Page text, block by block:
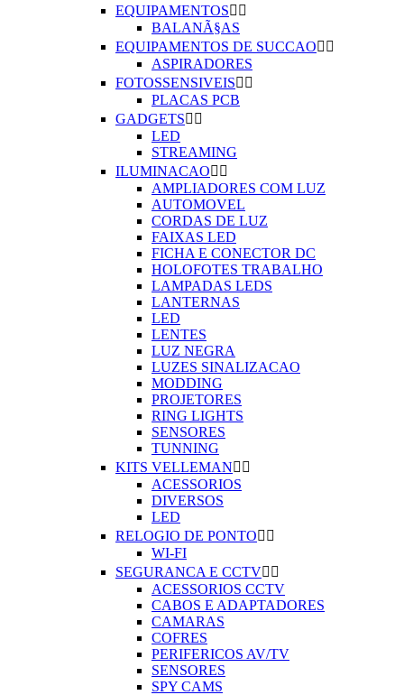
EQUIPAMENTOS 
BALANÃ§AS
EQUIPAMENTOS DE SUCCAO 
ASPIRADORES
FOTOSSENSIVEIS 
PLACAS PCB
GADGETS 
LED
STREAMING
ILUMINACAO 
AMPLIADORES COM LUZ
AUTOMOVEL
CORDAS DE LUZ
FAIXAS LED
FICHA E CONECTOR DC
HOLOFOTES TRABALHO
LAMPADAS LEDS
LANTERNAS
LED
LENTES
LUZ NEGRA
LUZES SINALIZACAO
MODDING
PROJETORES
RING LIGHTS
SENSORES
TUNNING
KITS VELLEMAN 
ACESSORIOS
DIVERSOS
LED
RELOGIO DE PONTO 
WI-FI
SEGURANCA E CCTV 
ACESSORIOS CCTV
CABOS E ADAPTADORES
CAMARAS
COFRES
PERIFERICOS AV/TV
SENSORES
SPY CAMS